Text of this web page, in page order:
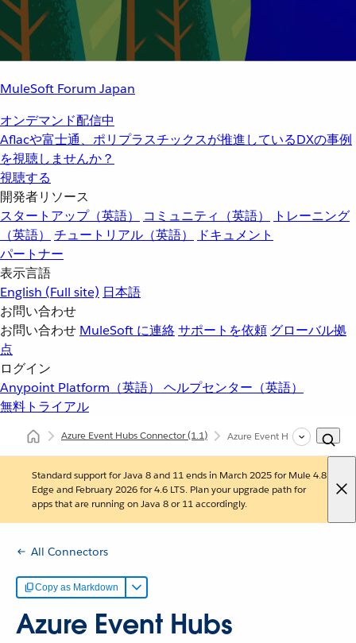
MuleSoft Forum Japan
オンデマンド配信中
Aflacや富士通、ポリプラスチックスが推進しているDXの事例
を視聴しませんか？
視聴する
開発者リソース
スタートアップ（英語）
コミュニティ（英語）
トレーニング
（英語）
チュートリアル（英語）
ドキュメント
パートナー
表示言語
English (Full site) 日本語
お問い合わせ
お問い合わせ MuleSoft に連絡サポートを依頼 グローバル拠
点
ログイン
Anypoint Platform（英語） ヘルプセンター（英語）
無料トライアル
Azure Event Hubs Connector(1.1) Azure Event Hubs Connector
Standard support for Java 8 and 11 ends in March 2025 for Mule 4.8
Edge and February 2026 for 4.6 LTS. Plan your upgrade path for
apps that are running on Java 8 or 11 accordingly.
All Connectors
Copy as Markdown
Azure Event Hubs